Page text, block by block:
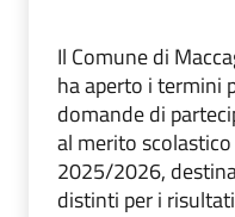
Il Comune di
ha aperto i termini
domande di
al merito
2025/2026,
distinti per i risultati